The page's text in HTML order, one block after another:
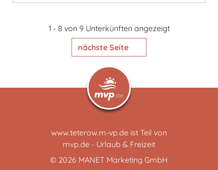
1 - 8 von 9 Unterkünften angezeigt
nächste Seite
www.teterow.m-vp.de ist Teil von
mvp.de - Urlaub & Freizeit
© 2026 MANET Marketing GmbH